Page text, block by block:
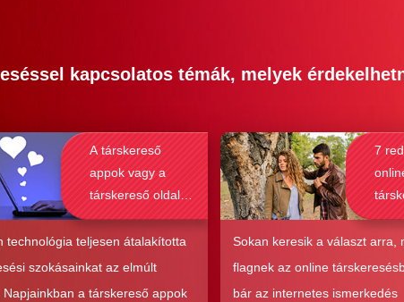
kapcsolatos témák, melyek
A társkereső
appok vagy a
társkereső oldalak
alkalmasabbak a
komoly kapcsolat
kialakításához?
technológia teljesen átalakította
szokásainkat az elmúlt
Napjainkban a társkereső appok
7
Sokan keresik a választ arra,
flagnek az online
bár az internetes ismerkedés